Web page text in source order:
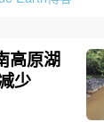
高原湖
少